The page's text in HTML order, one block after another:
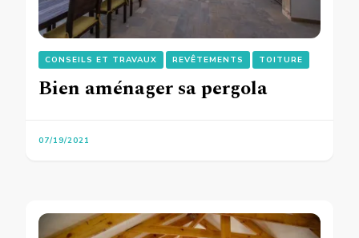
CONSEILS ET TRAVAUX REVÊTEMENTS TOITURE
Bien aménager sa pergola
07/19/2021